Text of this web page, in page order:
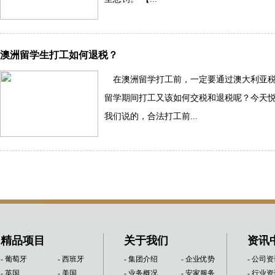
澳洲留学生打工如何退税？
在澳洲留学打工前，一定要通过澳大利亚
留学期间打工又该如何交税和退税呢？今天
我们说的，合法打工前...
精品项目
- 葡萄牙
- 西班牙
- 英国
- 美国
关于我们
- 集团介绍
- 企业优势
- 业务概况
- 安家服务
资讯
- 公司
- 行业